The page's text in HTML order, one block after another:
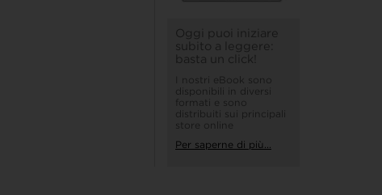
Oggi puoi iniziare
subito a leggere:
basta un click!
I nostri eBook sono
disponibili in diversi
formati e sono
distribuiti sui principali
store online
Per saperne di più...